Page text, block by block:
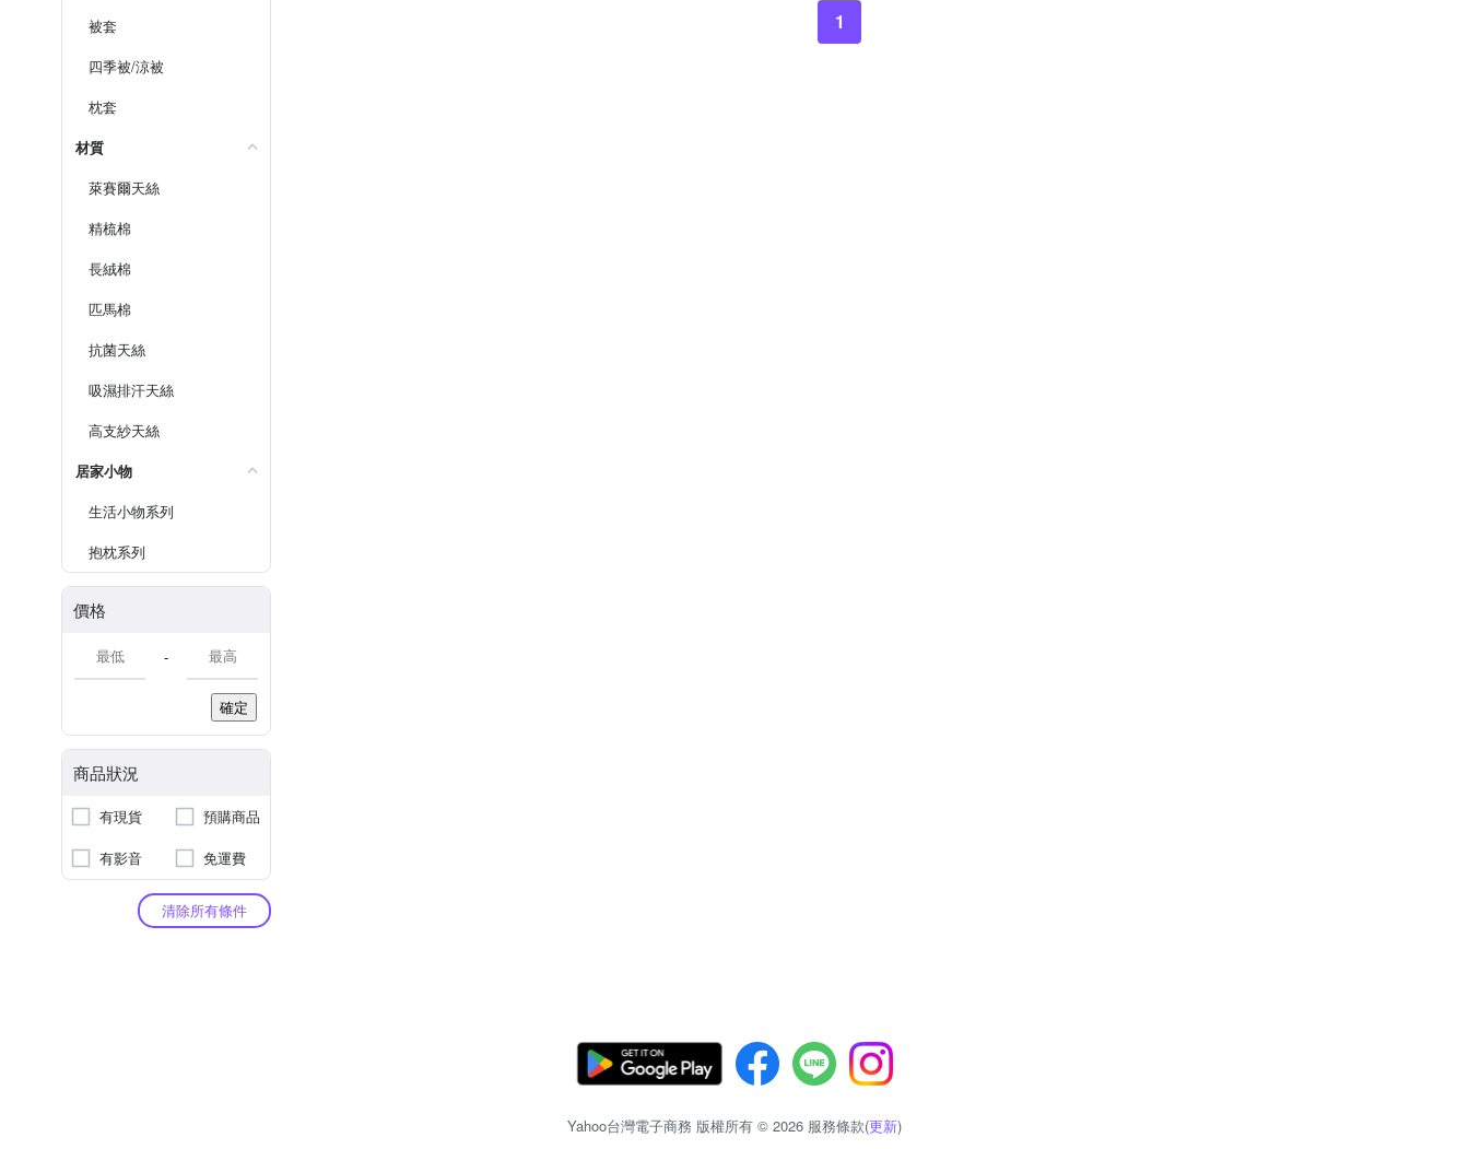
被套
四季被/涼被
枕套
材質
萊賽爾天絲
精梳棉
長絨棉
匹馬棉
抗菌天絲
吸濕排汗天絲
高支紗天絲
居家小物
生活小物系列
抱枕系列
價格
-
確定
商品狀況
有現貨
預購商品
有影音
免運費
清除所有條件
1
Yahoo台灣電子商務 版權所有 © 2026 服務條款(更新)